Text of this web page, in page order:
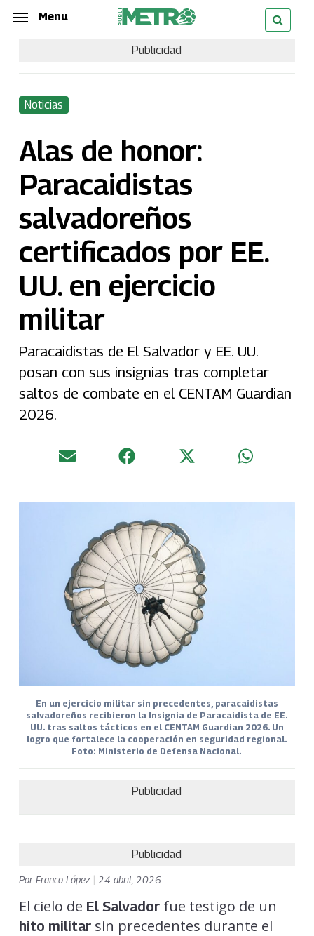
Skip
content
Menu
Publicidad
Noticias
Alas de honor:
Paracaidistas
salvadoreños
certificados por EE.
UU. en ejercicio
militar
Paracaidistas de El Salvador y EE. UU.
posan con sus insignias tras completar
saltos de combate en el CENTAM Guardian
2026.
En un ejercicio militar sin precedentes, paracaidistas
salvadoreños recibieron la Insignia de Paracaidista de EE.
UU. tras saltos tácticos en el CENTAM Guardian 2026. Un
logro que fortalece la cooperación en seguridad regional.
Foto: Ministerio de Defensa Nacional.
Publicidad
Publicidad
PorFranco López 24 abril, 2026
El cielo de El Salvadorfue testigo de un
hito militarsin precedentes durante el
Menu